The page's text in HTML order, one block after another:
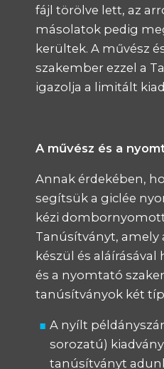
fájl törölve lett, az
másolatok pedig
kerültek. A művész
szakember ezzel a
igazolja a limitált
A művész és a
Annak érdekében,
segítsük a giclée
kézi
Tanúsítványt, amely
készül és
és a nyomtató
tanúsítványok két
A nyílt
sorozatú)
tanúsítványt